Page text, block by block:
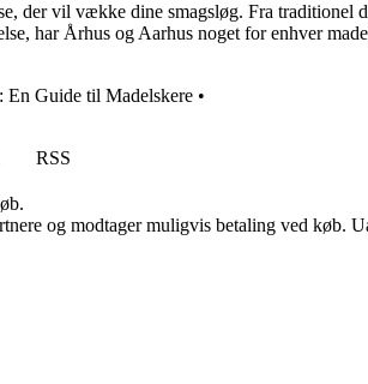
der vil vække dine smagsløg. Fra
har Århus og Aarhus noget for enhver
En Guide til Madelskere •
RSS
og modtager muligvis betaling ved køb.